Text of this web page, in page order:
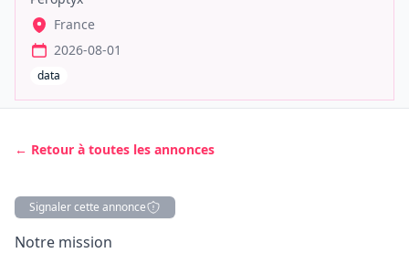
France
2026-08-01
data
← Retour à toutes les annonces
Signaler cette annonce
Description
Notre mission